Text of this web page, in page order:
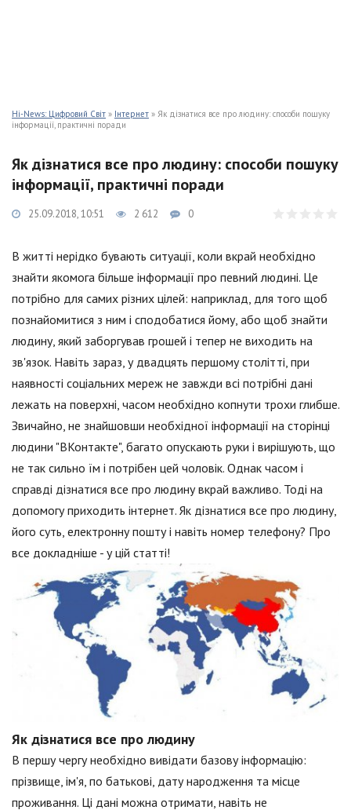
Hi-News: Цифровий Світ » Інтернет » Як дізнатися все про людину: способи пошуку
інформації, практичні поради
Як дізнатися все про людину: способи пошуку
інформації, практичні поради
25.09.2018, 10:51 2 612 0
В житті нерідко бувають ситуації, коли вкрай необхідно
знайти якомога більше інформації про певний людині. Це
потрібно для самих різних цілей: наприклад, для того щоб
познайомитися з ним і сподобатися йому, або щоб знайти
людину, який заборгував грошей і тепер не виходить на
зв'язок. Навіть зараз, у двадцять першому столітті, при
наявності соціальних мереж не завжди всі потрібні дані
лежать на поверхні, часом необхідно копнути трохи глибше.
Звичайно, не знайшовши необхідної інформації на сторінці
людини "ВКонтакте", багато опускають руки і вирішують, що
не так сильно їм і потрібен цей чоловік. Однак часом і
справді дізнатися все про людину вкрай важливо. Тоді на
допомогу приходить інтернет. Як дізнатися все про людину,
його суть, електронну пошту і навіть номер телефону? Про
все докладніше - у цій статті!
Як дізнатися все про людину
В першу чергу необхідно вивідати базову інформацію:
прізвище, ім'я, по батькові, дату народження та місце
проживання. Ці дані можна отримати, навіть не